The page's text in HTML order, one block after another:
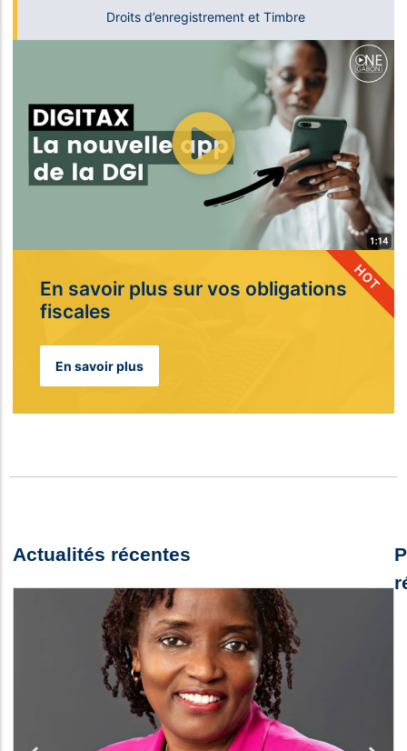
Droits d’enregistrement et Timbre
En savoir plus sur vos obligations
fiscales​
En savoir plus
HOT
Actualités récentes